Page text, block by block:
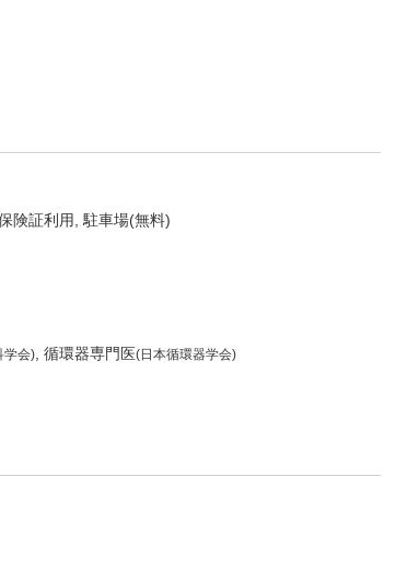
険証利用 駐車場(無料)
学会) 循環器専門医(日本循環器学会)